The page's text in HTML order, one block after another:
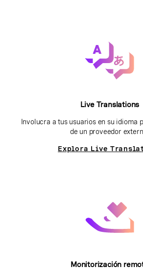
Live Translations
Involucra a tus usuarios en su idioma
de un proveedor
Explora Live
Monitorización